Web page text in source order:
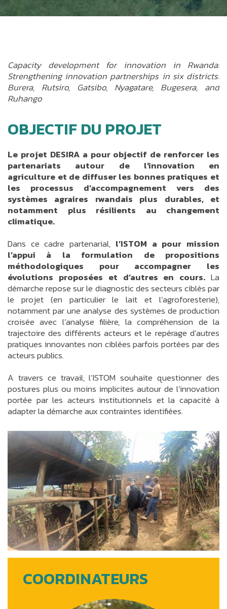
Capacity development for innovation in Rwanda:
Strengthening innovation partnerships in six districts:
Burera, Rutsiro, Gatsibo, Nyagatare, Bugesera, and
Ruhango
OBJECTIF DU PROJET
Le projet DESIRA a pour objectif de renforcer les
partenariats autour de l’innovation en
agriculture et de diffuser les bonnes pratiques et
les processus d’accompagnement vers des
systèmes agraires rwandais plus durables, et
notamment plus résilients au changement
climatique.
Dans ce cadre partenarial, l’ISTOM a pour mission
l’appui à la formulation de propositions
méthodologiques pour accompagner les
évolutions proposées et d’autres en cours. La
démarche repose sur le diagnostic des secteurs ciblés par
le projet (en particulier le lait et l’agroforesterie),
notamment par une analyse des systèmes de production
croisée avec l’analyse filière, la compréhension de la
trajectoire des différents acteurs et le repérage d’autres
pratiques innovantes non ciblées parfois portées par des
acteurs publics.
A travers ce travail, l’ISTOM souhaite questionner des
postures plus ou moins implicites autour de l’innovation
portée par les acteurs institutionnels et la capacité à
adapter la démarche aux contraintes identifiées.
COORDINATEURS